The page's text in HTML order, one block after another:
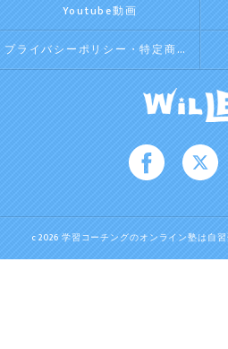
Youtube動画
プライバシーポリシー・特定商取引法に基づく表記
c 2026 学習コーチングのオンライン塾は自習